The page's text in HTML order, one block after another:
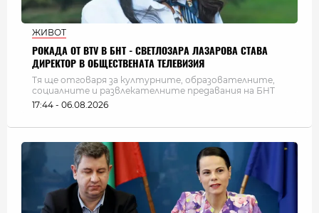
ЖИВОТ
РОКАДА ОТ BTV В БНТ - СВЕТЛОЗАРА ЛАЗАРОВА СТАВА
ДИРЕКТОР В ОБЩЕСТВЕНАТА ТЕЛЕВИЗИЯ
Тя ще отговаря за културните, образователните,
социалните и развлекателните предавания на БНТ
17:44 - 06.08.2026